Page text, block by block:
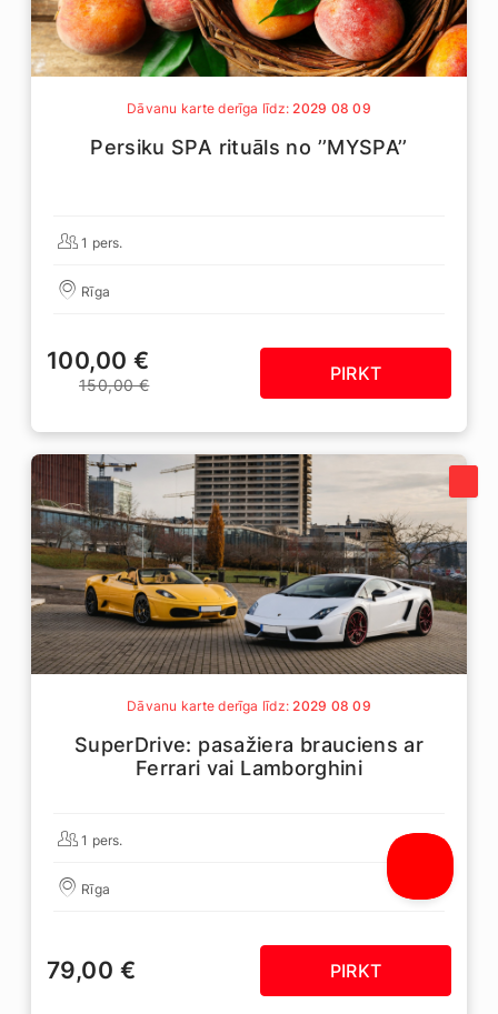
Dāvanu karte derīga līdz:2029 08 09
Persiku SPA rituāls no ’’MYSPA’’
1 pers.
Rīga
100,00 €
150,00 €
PIRKT
Dāvanu karte derīga līdz: 2029 08 09
SuperDrive: pasažiera brauciens ar
Ferrari vai Lamborghini
1 pers.
Rīga
79,00 € PIRKT